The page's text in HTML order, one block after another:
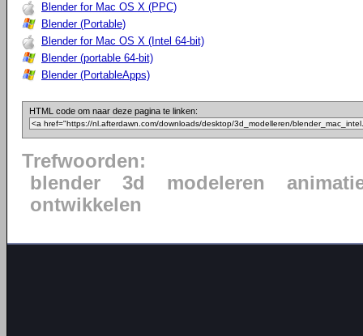
Blender for Mac OS X (PPC)
Blender (Portable)
Blender for Mac OS X (Intel 64-bit)
Blender (portable 64-bit)
Blender (PortableApps)
HTML code om naar deze pagina te linken:
Trefwoorden:
blender
3d modeleren
ontwikkelen